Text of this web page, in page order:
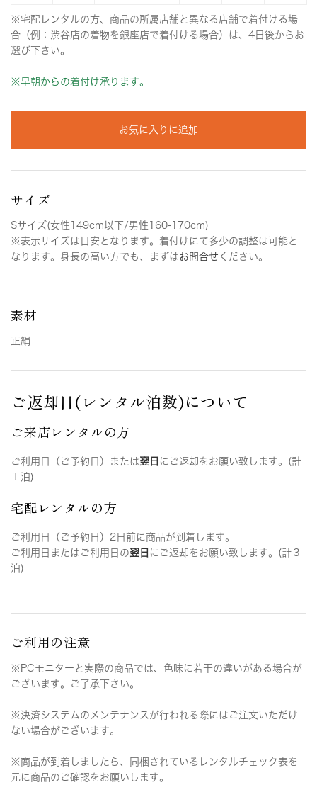
※宅配レンタルの方、商品の所属店舗と異なる店舗で着付ける場
合（例：渋谷店の着物を銀座店で着付ける場合）は、4日後からお
選び下さい。
※早朝からの着付け承ります。
お気に入りに追加
サイズ
Sサイズ(女性149cm以下/男性160-170cm)
※表示サイズは目安となります。着付けにて多少の調整は可能と
なります。身長の高い方でも、まずはお問合せ ください。
素材
正絹
ご返却日(レンタル泊数)について
ご来店レンタルの方
ご利用日（ご予約日）または翌日 にご返却をお願い致します。(計
１泊)
宅配レンタルの方
ご利用日（ご予約日）2日前に商品が到着します。
ご利用日またはご利用日の翌日 にご返却をお願い致します。(計３
泊)
ご利用の注意
※PCモニターと実際の商品では、色味に若干の違いがある場合が
ございます。ご了承下さい。
※決済システムのメンテナンスが行われる際にはご注文いただけ
ない場合がございます。
※商品が到着しましたら、同梱されているレンタルチェック表を
元に商品のご確認をお願いします。